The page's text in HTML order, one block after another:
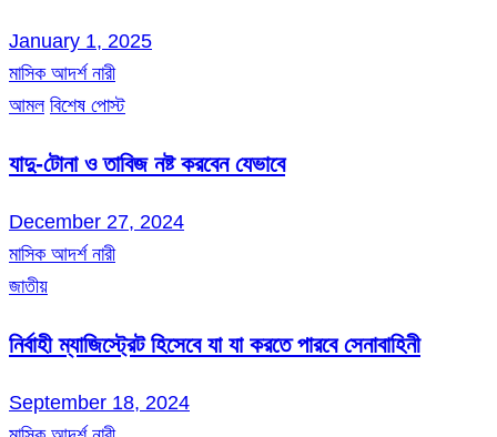
January 1, 2025
মাসিক আদর্শ নারী
আমল বিশেষ পোস্ট
যাদু-টোনা ও তাবিজ নষ্ট করবেন যেভাবে
December 27, 2024
মাসিক আদর্শ নারী
জাতীয়
নির্বাহী ম্যাজিস্ট্রেট হিসেবে যা যা করতে পারবে সেনাবাহিনী
September 18, 2024